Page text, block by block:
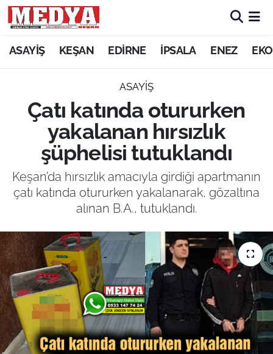
ASAYİŞ KEŞAN EDİRNE İPSALA ENEZ
ASAYİŞ
Çatı katında otururken
yakalanan hırsızlık
şüphelisi tutuklandı
Keşan’da hırsızlık amacıyla girdiği apartmanın
çatı katında otururken yakalanarak, gözaltına
alınan B.A., tutuklandı.
KEŞAN
ASAYİŞ
SİYASET
GÜNDEM
SAĞLIK
EĞİTİM
TARIM VE HAYVANCILIK
KÜLTÜR SANAT